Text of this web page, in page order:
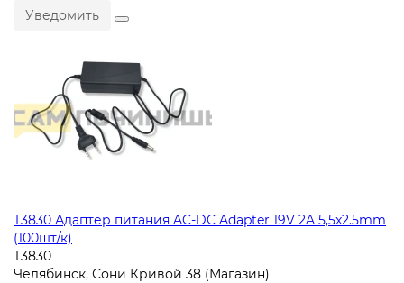
Уведомить
T3830 Адаптер питания AC-DC Adapter 19V 2A 5,5x2.5mm
(100шт/к)
T3830
Челябинск, Сони Кривой 38 (Магазин)